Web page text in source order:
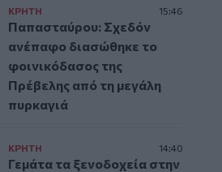
ΚΡΗΤΗ 15:46
Παπασταύρου: Σχεδόν
ανέπαφο διασώθηκε το
φοινικόδασος της
Πρέβελης από τη μεγάλη
πυρκαγιά
ΚΡΗΤΗ 14:40
Γεμάτα τα ξενοδοχεία στην